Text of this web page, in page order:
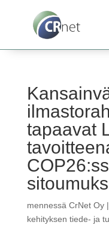
tapaavat
mennessä CrNet Oy|
kehityksen tiede- ja